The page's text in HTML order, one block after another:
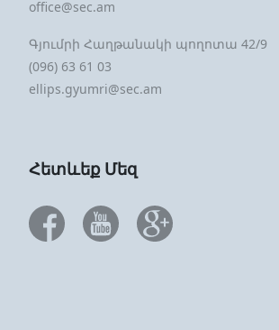
office@sec.am
Գյումրի Հաղթանակի պողոտա 42/9
(096) 63 61 03
ellips.gyumri@sec.am
Հետևեք Մեզ